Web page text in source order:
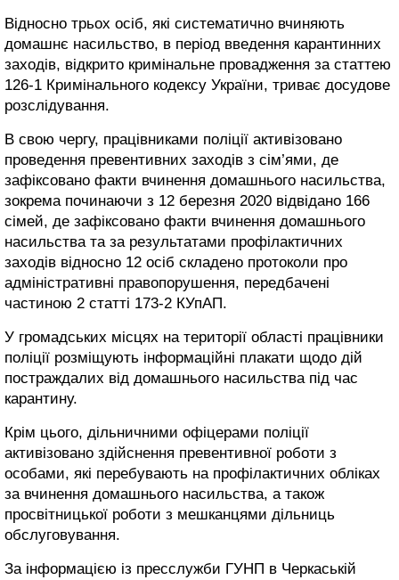
Відносно трьох осіб, які систематично вчиняють
домашнє насильство, в період введення карантинних
заходів, відкрито кримінальне провадження за статтею
126-1 Кримінального кодексу України, триває досудове
розслідування.
В свою чергу, працівниками поліції активізовано
проведення превентивних заходів з сім’ями, де
зафіксовано факти вчинення домашнього насильства,
зокрема починаючи з 12 березня 2020 відвідано 166
сімей, де зафіксовано факти вчинення домашнього
насильства та за результатами профілактичних
заходів відносно 12 осіб складено протоколи про
адміністративні правопорушення, передбачені
частиною 2 статті 173-2 КУпАП.
У громадських місцях на території області працівники
поліції розміщують інформаційні плакати щодо дій
постраждалих від домашнього насильства під час
карантину.
Крім цього, дільничними офіцерами поліції
активізовано здійснення превентивної роботи з
особами, які перебувають на профілактичних обліках
за вчинення домашнього насильства, а також
просвітницької роботи з мешканцями дільниць
обслуговування.
За інформацією із пресслужби ГУНП в Черкаській